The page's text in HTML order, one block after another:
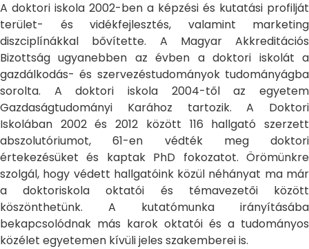
A doktori iskola 2002-ben a képzési és kutatási profilját
terület- és vidékfejlesztés, valamint marketing
diszciplínákkal bővítette. A Magyar Akkreditációs
Bizottság ugyanebben az évben a doktori iskolát a
gazdálkodás- és szervezéstudományok tudományágba
sorolta. A doktori iskola 2004-től az egyetem
Gazdaságtudományi Karához tartozik. A Doktori
Iskolában 2002 és 2012 között 116 hallgató szerzett
abszolutóriumot, 61-en védték meg doktori
értekezésüket és kaptak PhD fokozatot. Örömünkre
szolgál, hogy védett hallgatóink közül néhányat ma már
a doktoriskola oktatói és témavezetői között
köszönthetünk. A kutatómunka irányításába
bekapcsolódnak más karok oktatói és a tudományos
közélet egyetemen kívüli jeles szakemberei is.